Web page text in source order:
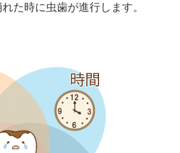
た時に虫歯が進行します。